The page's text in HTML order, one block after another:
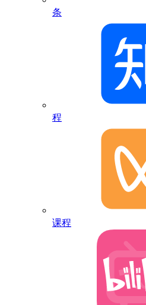
条
程
课程